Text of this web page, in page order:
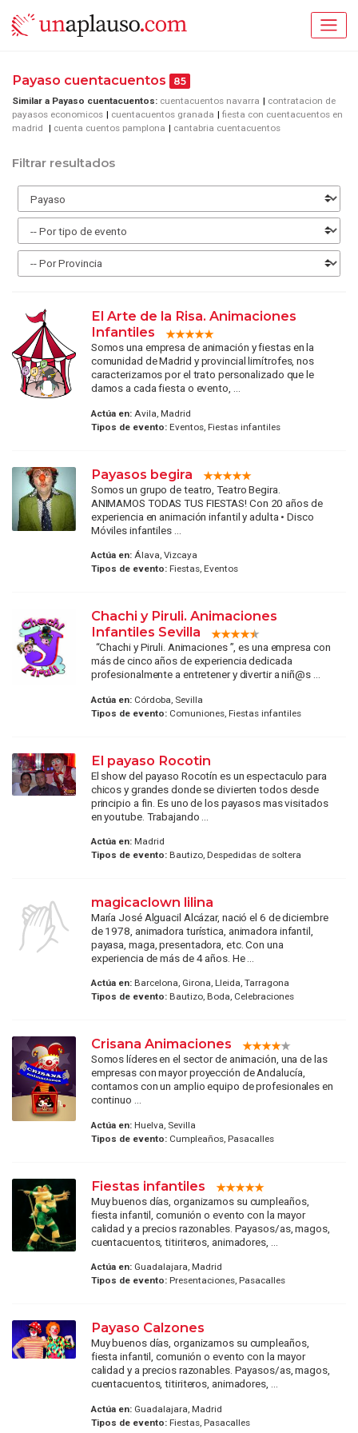
Payaso cuentacuentos 85
Similar a Payaso cuentacuentos: cuentacuentos navarra
contratacion de
payasos economicos
cuentacuentos granada
fiesta con cuentacuentos en
madrid
cuenta cuentos pamplona cantabria cuentacuentos
Filtrar resultados
El Arte de la Risa. Animaciones
Infantiles
Somos una empresa de animación y fiestas en la
comunidad de Madrid y provincial limítrofes, nos
caracterizamos por el trato personalizado que le
damos a cada fiesta o evento, ...
Actúa en:Avila, Madrid
Tipos de evento:Eventos, Fiestas infantiles
Payasos begira
Somos un grupo de teatro, Teatro Begira.
ANIMAMOS TODAS TUS FIESTAS! Con 20 años de
experiencia en animación infantil y adulta • Disco
Móviles infantiles ...
Actúa en:Álava, Vizcaya
Tipos de evento:Fiestas, Eventos
Chachi y Piruli. Animaciones
Infantiles Sevilla
“Chachi y Piruli. Animaciones ”, es una empresa con
más de cinco años de experiencia dedicada
profesionalmente a entretener y divertir a niñ@s ...
Actúa en:Córdoba, Sevilla
Tipos de evento:Comuniones, Fiestas infantiles
El payaso Rocotin
El show del payaso Rocotín es un espectaculo para
chicos y grandes donde se divierten todos desde
principio a fin. Es uno de los payasos mas visitados
en youtube. Trabajando ...
Actúa en:Madrid
Tipos de evento:Bautizo, Despedidas de soltera
magicaclown lilina
María José Alguacil Alcázar, nació el 6 de diciembre
de 1978, animadora turística, animadora infantil,
payasa, maga, presentadora, etc. Con una
experiencia de más de 4 años. He ...
Actúa en:Barcelona, Girona, Lleida, Tarragona
Tipos de evento:Bautizo, Boda, Celebraciones
Crisana Animaciones
Somos líderes en el sector de animación, una de las
empresas con mayor proyección de Andalucía,
contamos con un amplio equipo de profesionales en
continuo ...
Actúa en:Huelva, Sevilla
Tipos de evento:Cumpleaños, Pasacalles
Fiestas infantiles
Muy buenos días, organizamos su cumpleaños,
fiesta infantil, comunión o evento con la mayor
calidad y a precios razonables. Payasos/as, magos,
cuentacuentos, titiriteros, animadores, ...
Actúa en:Guadalajara, Madrid
Tipos de evento:Presentaciones, Pasacalles
Payaso Calzones
Muy buenos días, organizamos su cumpleaños,
fiesta infantil, comunión o evento con la mayor
calidad y a precios razonables. Payasos/as, magos,
cuentacuentos, titiriteros, animadores, ...
Actúa en:Guadalajara, Madrid
Tipos de evento:Fiestas, Pasacalles